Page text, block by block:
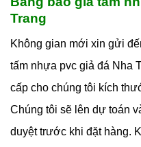
Trang
Không gian mới xin gửi
tấm nhựa pvc giả đá Nha
cấp cho chúng tôi kích
Chúng tôi sẽ lên dự toán
duyệt trước khi đặt hàng.